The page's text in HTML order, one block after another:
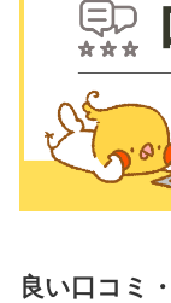
良い口コミ